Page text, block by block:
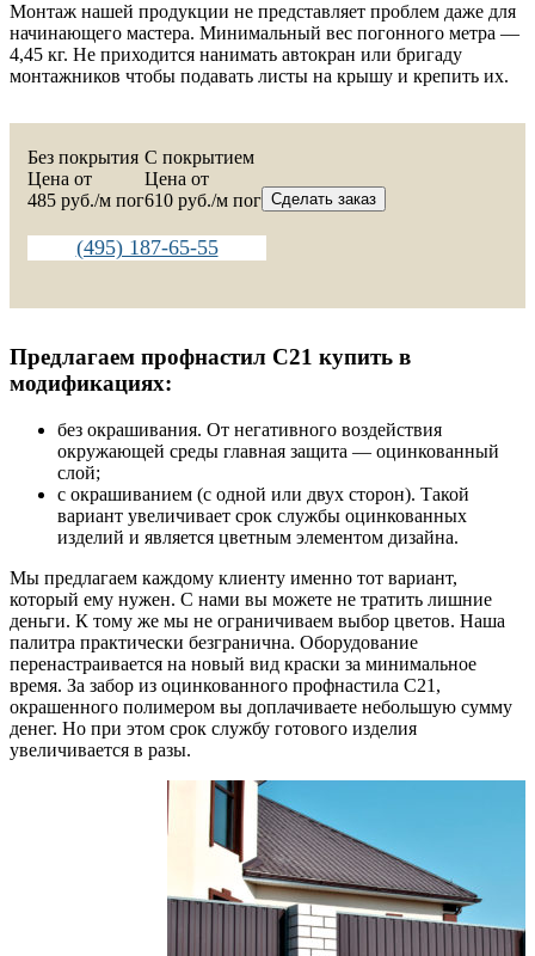
Монтаж нашей продукции не представляет проблем даже для
начинающего мастера. Минимальный вес погонного метра —
4,45 кг. Не приходится нанимать автокран или бригаду
монтажников чтобы подавать листы на крышу и крепить их.
Без покрытия
Цена от
485 руб./м пог
C покрытием
Цена от
610 руб./м пог Сделать заказ
(495) 187-65-55
Предлагаем профнастил С21 купить в
модификациях:
без окрашивания. От негативного воздействия
окружающей среды главная защита — оцинкованный
слой;
с окрашиванием (с одной или двух сторон). Такой
вариант увеличивает срок службы оцинкованных
изделий и является цветным элементом дизайна.
Мы предлагаем каждому клиенту именно тот вариант,
который ему нужен. С нами вы можете не тратить лишние
деньги. К тому же мы не ограничиваем выбор цветов. Наша
палитра практически безгранична. Оборудование
перенастраивается на новый вид краски за минимальное
время. За забор из оцинкованного профнастила С21,
окрашенного полимером вы доплачиваете небольшую сумму
денег. Но при этом срок службу готового изделия
увеличивается в разы.